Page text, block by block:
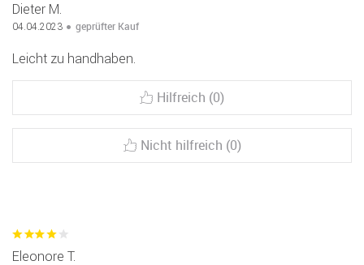
Dieter M.
04.04.2023 geprüfter Kauf
Leicht zu handhaben.
Hilfreich (0)
Nicht hilfreich (0)
Eleonore T.